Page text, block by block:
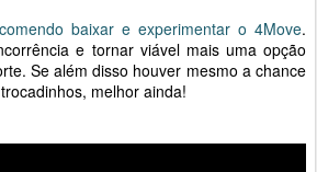
baixar e experimentar o 4Move.
e tornar viável mais uma opção
Se além disso houver mesmo a chance
melhor ainda!